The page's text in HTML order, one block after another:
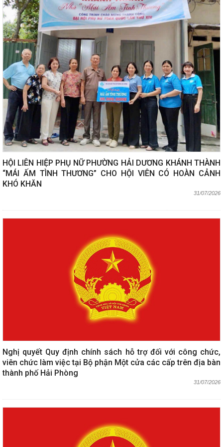
HỘI LIÊN HIỆP PHỤ NỮ PHƯỜNG HẢI DƯƠNG KHÁNH THÀNH
“MÁI ẤM TÌNH THƯƠNG” CHO HỘI VIÊN CÓ HOÀN CẢNH
KHÓ KHĂN
31/07/2026
Nghị quyết Quy định chính sách hỗ trợ đối với công chức,
viên chức làm việc tại Bộ phận Một cửa các cấp trên địa bàn
thành phố Hải Phòng
31/07/2026